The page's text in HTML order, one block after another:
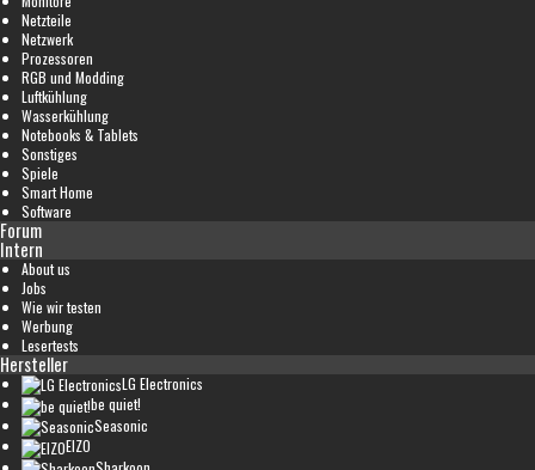
Netzteile
Netzwerk
Prozessoren
RGB und Modding
Luftkühlung
Wasserkühlung
Notebooks & Tablets
Sonstiges
Spiele
Smart Home
Software
Forum
Intern
About us
Jobs
Wie wir testen
Werbung
Lesertests
Hersteller
LG Electronics
be quiet!
Seasonic
EIZO